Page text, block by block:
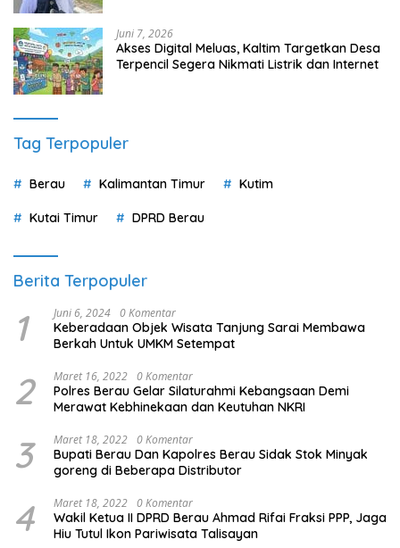
Juni 7, 2026
Akses Digital Meluas, Kaltim Targetkan Desa
Terpencil Segera Nikmati Listrik dan Internet
Tag Terpopuler
Berau Kalimantan Timur Kutim
Kutai Timur DPRD Berau
Berita Terpopuler
1 Juni 6, 2024 0 Komentar
Keberadaan Objek Wisata Tanjung Sarai Membawa
Berkah Untuk UMKM Setempat
2 Maret 16, 2022 0 Komentar
Polres Berau Gelar Silaturahmi Kebangsaan Demi
Merawat Kebhinekaan dan Keutuhan NKRI
3 Maret 18, 2022 0 Komentar
Bupati Berau Dan Kapolres Berau Sidak Stok Minyak
goreng di Beberapa Distributor
4 Maret 18, 2022 0 Komentar
Wakil Ketua II DPRD Berau Ahmad Rifai Fraksi PPP, Jaga
Hiu Tutul Ikon Pariwisata Talisayan